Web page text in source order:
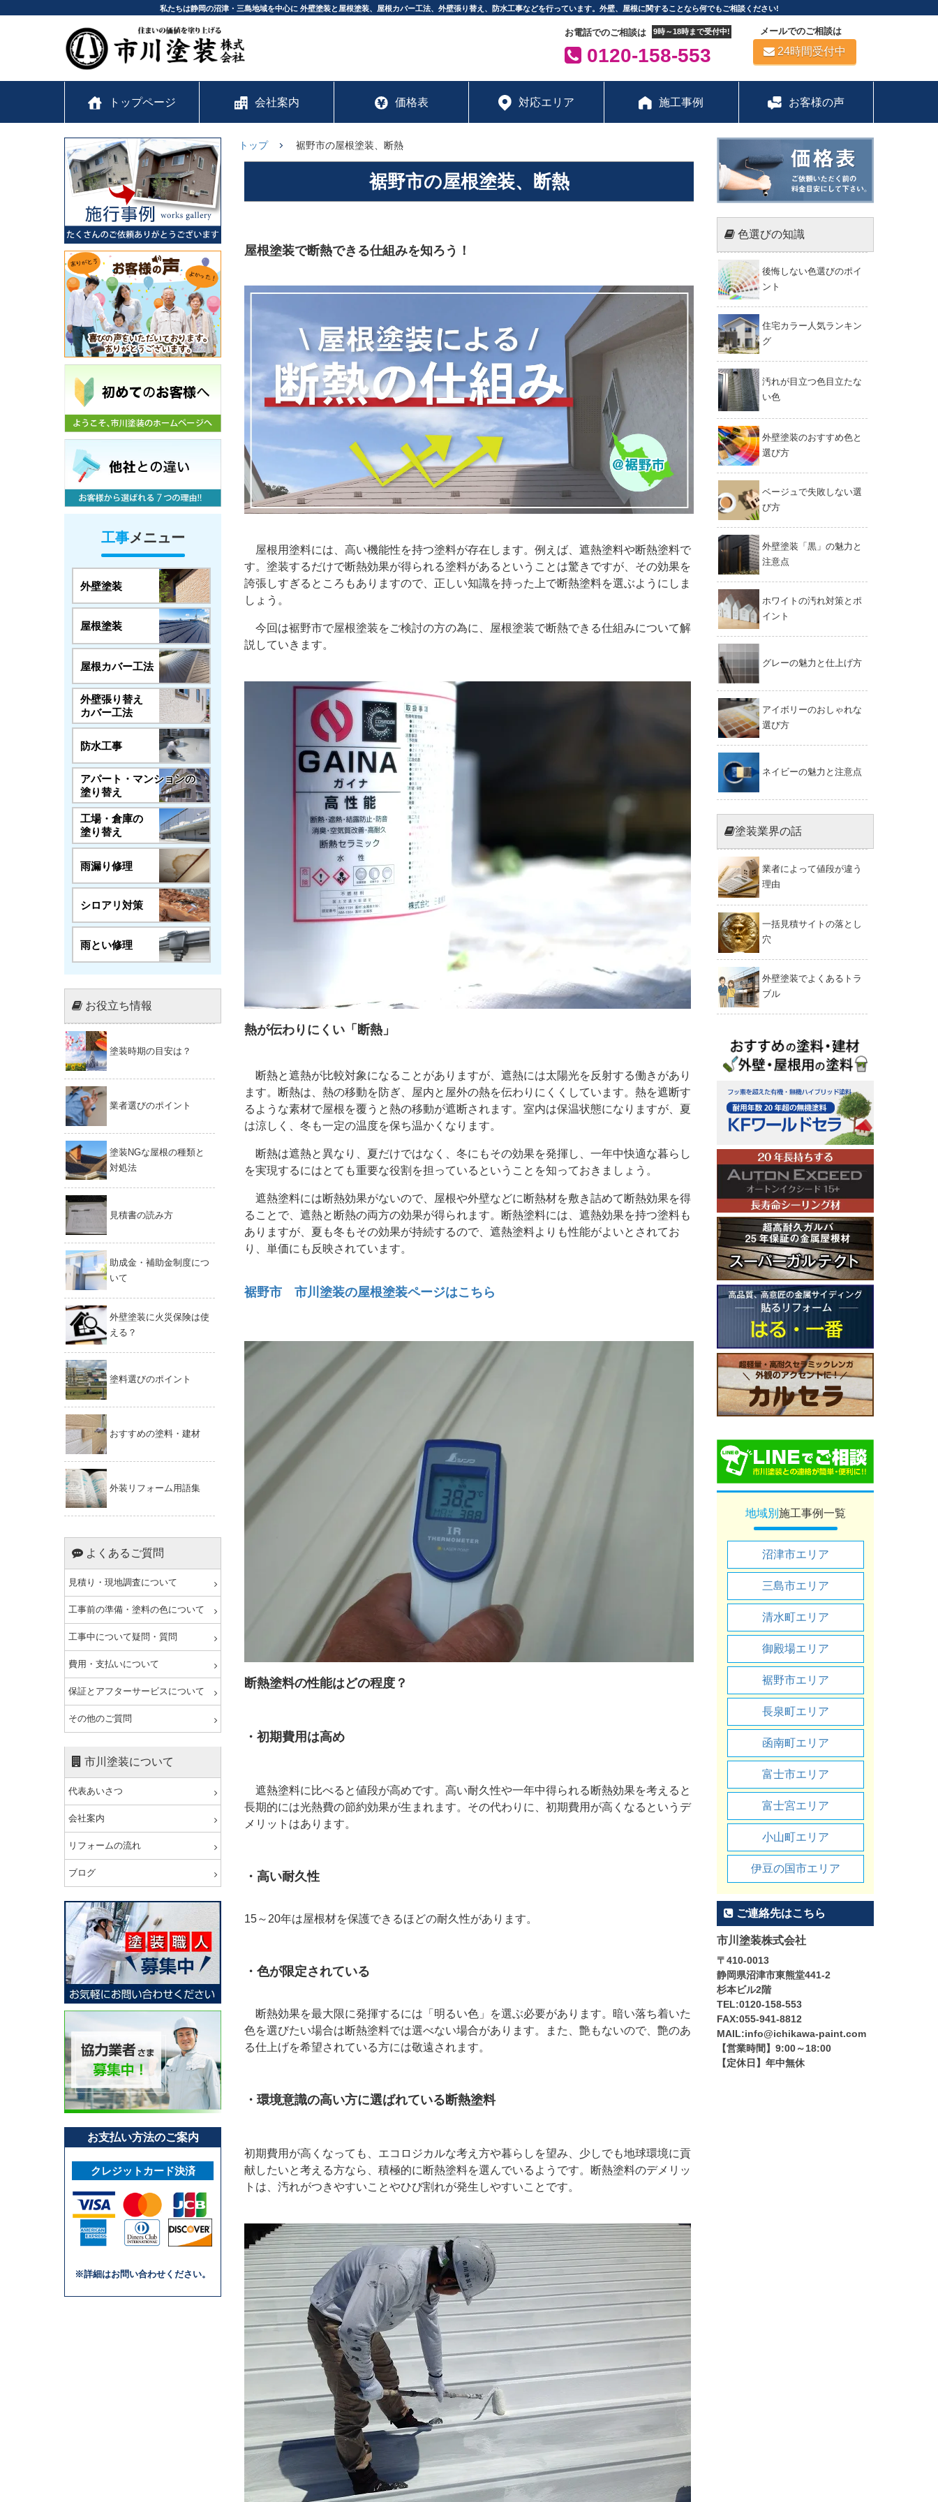
私たちは静岡の沼津・三島地域を中心に 外壁塗装と屋根塗装、屋根カバー工法、外壁張り替え、防水工事などを行っています。外壁、屋根に関することなら何でもご相談ください!
お電話でのご相談は 9時～18時まで受付中!
0120-158-553
メールでのご相談は
24時間受付中
トップページ 会社案内 価格表 対応エリア 施工事例 お客様の声
工事メニュー
外壁塗装
屋根塗装
屋根カバー工法
外壁張り替え
カバー工法
防水工事
アパート・マンションの
塗り替え
工場・倉庫の
塗り替え
雨漏り修理
シロアリ対策
雨とい修理
お役立ち情報
塗装時期の目安は？
業者選びのポイント
塗装NGな屋根の種類と
対処法
見積書の読み方
助成金・補助金制度につ
いて
外壁塗装に火災保険は使
える？
塗料選びのポイント
おすすめの塗料・建材
外装リフォーム用語集
よくあるご質問
見積り・現地調査について
工事前の準備・塗料の色について
工事中について疑問・質問
費用・支払いについて
保証とアフターサービスについて
その他のご質問
市川塗装について
代表あいさつ
会社案内
リフォームの流れ
ブログ
お支払い方法のご案内
クレジットカード決済
※詳細はお問い合わせください。
トップ 裾野市の屋根塗装、断熱
裾野市の屋根塗装、断熱
屋根塗装で断熱できる仕組みを知ろう！
屋根用塗料には、高い機能性を持つ塗料が存在します。例えば、遮熱塗料や断熱塗料で
す。塗装するだけで断熱効果が得られる塗料があるということは驚きですが、その効果を
誇張しすぎるところもありますので、正しい知識を持った上で断熱塗料を選ぶようにしま
しょう。
今回は裾野市で屋根塗装をご検討の方の為に、屋根塗装で断熱できる仕組みについて解
説していきます。
熱が伝わりにくい「断熱」
断熱と遮熱が比較対象になることがありますが、遮熱には太陽光を反射する働きがあり
ます。断熱は、熱の移動を防ぎ、屋内と屋外の熱を伝わりにくくしています。熱を遮断す
るような素材で屋根を覆うと熱の移動が遮断されます。室内は保温状態になりますが、夏
は涼しく、冬も一定の温度を保ち温かくなります。
断熱は遮熱と異なり、夏だけではなく、冬にもその効果を発揮し、一年中快適な暮らし
を実現するにはとても重要な役割を担っているということを知っておきましょう。
遮熱塗料には断熱効果がないので、屋根や外壁などに断熱材を敷き詰めて断熱効果を得
ることで、遮熱と断熱の両方の効果が得られます。断熱塗料には、遮熱効果を持つ塗料も
ありますが、夏も冬もその効果が持続するので、遮熱塗料よりも性能がよいとされてお
り、単価にも反映されています。
裾野市 市川塗装の屋根塗装ページはこちら
断熱塗料の性能はどの程度？
・初期費用は高め
遮熱塗料に比べると値段が高めです。高い耐久性や一年中得られる断熱効果を考えると
長期的には光熱費の節約効果が生まれます。その代わりに、初期費用が高くなるというデ
メリットはあります。
・高い耐久性
15～20年は屋根材を保護できるほどの耐久性があります。
・色が限定されている
断熱効果を最大限に発揮するには「明るい色」を選ぶ必要があります。暗い落ち着いた
色を選びたい場合は断熱塗料では選べない場合があります。また、艶もないので、艶のあ
る仕上げを希望されている方には敬遠されます。
・環境意識の高い方に選ばれている断熱塗料
初期費用が高くなっても、エコロジカルな考え方や暮らしを望み、少しでも地球環境に貢
献したいと考える方なら、積極的に断熱塗料を選んでいるようです。断熱塗料のデメリッ
トは、汚れがつきやすいことやひび割れが発生しやすいことです。
色選びの知識
後悔しない色選びのポイ
ント
住宅カラー人気ランキン
グ
汚れが目立つ色目立たな
い色
外壁塗装のおすすめ色と
選び方
ベージュで失敗しない選
び方
外壁塗装「黒」の魅力と
注意点
ホワイトの汚れ対策とポ
イント
グレーの魅力と仕上げ方
アイボリーのおしゃれな
選び方
ネイビーの魅力と注意点
塗装業界の話
業者によって値段が違う
理由
一括見積サイトの落とし
穴
外壁塗装でよくあるトラ
ブル
地域別 施工事例一覧
沼津市エリア
三島市エリア
清水町エリア
御殿場エリア
裾野市エリア
長泉町エリア
函南町エリア
富士市エリア
富士宮エリア
小山町エリア
伊豆の国市エリア
ご連絡先はこちら
市川塗装株式会社
〒410-0013
静岡県沼津市東熊堂441-2
杉本ビル2階
TEL:0120-158-553
FAX:055-941-8812
MAIL:info@ichikawa-paint.com
【営業時間】9:00～18:00
【定休日】年中無休